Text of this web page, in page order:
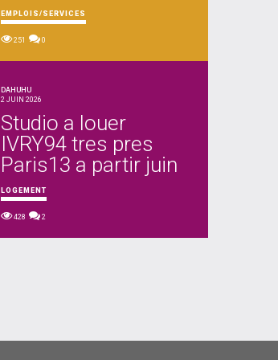
EMPLOIS/SERVICES
251 0
DAHUHU
2 JUIN 2026
Studio a louer
IVRY94 tres pres
Paris13 a partir juin
LOGEMENT
428 2